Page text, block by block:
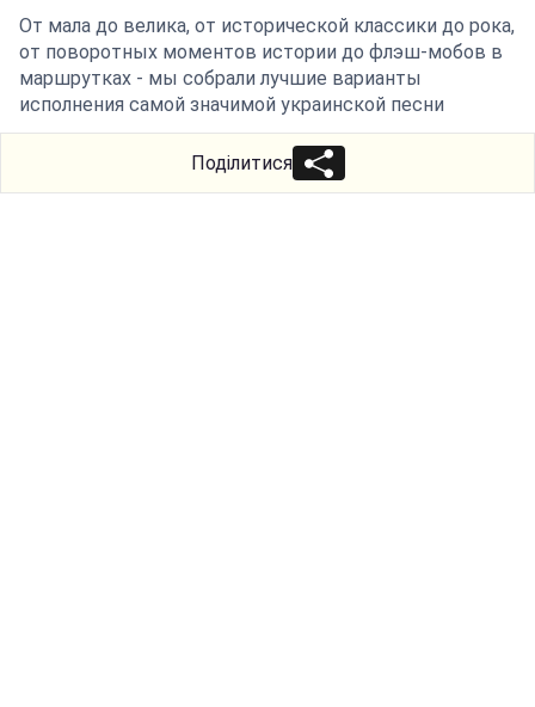
От мала до велика, от исторической классики до рока,
от поворотных моментов истории до флэш-мобов в
маршрутках - мы собрали лучшие варианты
исполнения самой значимой украинской песни
Поділитися